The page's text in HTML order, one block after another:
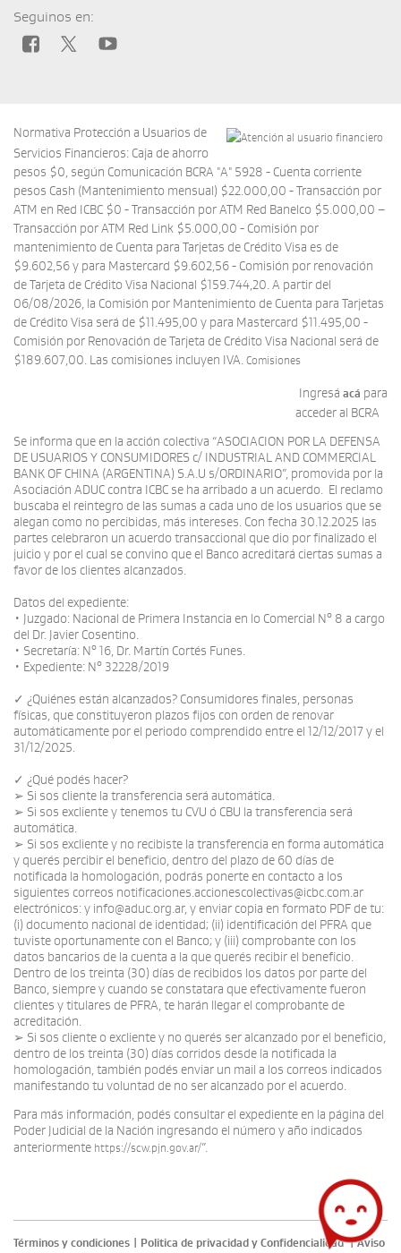
Seguinos en:
Normativa Protección a Usuarios de
Servicios Financieros: Caja de ahorro
pesos $0, según Comunicación BCRA "A" 5928 - Cuenta corriente
pesos Cash (Mantenimiento mensual) $22.000,00 - Transacción por
ATM en Red ICBC $0 - Transacción por ATM Red Banelco $5.000,00 –
Transacción por ATM Red Link $5.000,00 - Comisión por
mantenimiento de Cuenta para Tarjetas de Crédito Visa es de
$9.602,56 y para Mastercard $9.602,56 - Comisión por renovación
de Tarjeta de Crédito Visa Nacional $159.744,20. A partir del
06/08/2026, la Comisión por Mantenimiento de Cuenta para Tarjetas
de Crédito Visa será de $11.495,00 y para Mastercard $11.495,00 -
Comisión por Renovación de Tarjeta de Crédito Visa Nacional será de
$189.607,00. Las comisiones incluyen IVA. Comisiones
Ingresá acá para
acceder al BCRA
Se informa que en la acción colectiva “ASOCIACION POR LA DEFENSA
DE USUARIOS Y CONSUMIDORES c/ INDUSTRIAL AND COMMERCIAL
BANK OF CHINA (ARGENTINA) S.A.U s/ORDINARIO”, promovida por la
Asociación ADUC contra ICBC se ha arribado a un acuerdo. El reclamo
buscaba el reintegro de las sumas a cada uno de los usuarios que se
alegan como no percibidas, más intereses. Con fecha 30.12.2025 las
partes celebraron un acuerdo transaccional que dio por finalizado el
juicio y por el cual se convino que el Banco acreditará ciertas sumas a
favor de los clientes alcanzados.
Datos del expediente:
• Juzgado: Nacional de Primera Instancia en lo Comercial N° 8 a cargo
del Dr. Javier Cosentino.
• Secretaría: N° 16, Dr. Martín Cortés Funes.
• Expediente: N° 32228/2019
✓ ¿Quiénes están alcanzados? Consumidores finales, personas
físicas, que constituyeron plazos fijos con orden de renovar
automáticamente por el periodo comprendido entre el 12/12/2017 y el
31/12/2025.
✓ ¿Qué podés hacer?
➢ Si sos cliente la transferencia será automática.
➢ Si sos excliente y tenemos tu CVU ó CBU la transferencia será
automática.
➢ Si sos excliente y no recibiste la transferencia en forma automática
y querés percibir el beneficio, dentro del plazo de 60 días de
notificada la homologación, podrás ponerte en contacto a los
siguientes correos notificaciones.accionescolectivas@icbc.com.ar
electrónicos: y info@aduc.org.ar, y enviar copia en formato PDF de tu:
(i) documento nacional de identidad; (ii) identificación del PFRA que
tuviste oportunamente con el Banco; y (iii) comprobante con los
datos bancarios de la cuenta a la que querés recibir el beneficio.
Dentro de los treinta (30) días de recibidos los datos por parte del
Banco, siempre y cuando se constatara que efectivamente fueron
clientes y titulares de PFRA, te harán llegar el comprobante de
acreditación.
➢ Si sos cliente o excliente y no querés ser alcanzado por el beneficio,
dentro de los treinta (30) días corridos desde la notificada la
homologación, también podés enviar un mail a los correos indicados
manifestando tu voluntad de no ser alcanzado por el acuerdo.
Para más información, podés consultar el expediente en la página del
Poder Judicial de la Nación ingresando el número y año indicados
anteriormente https://scw.pjn.gov.ar/”.
Términos y condiciones Politica de privacidad y Confidencialidad|Aviso